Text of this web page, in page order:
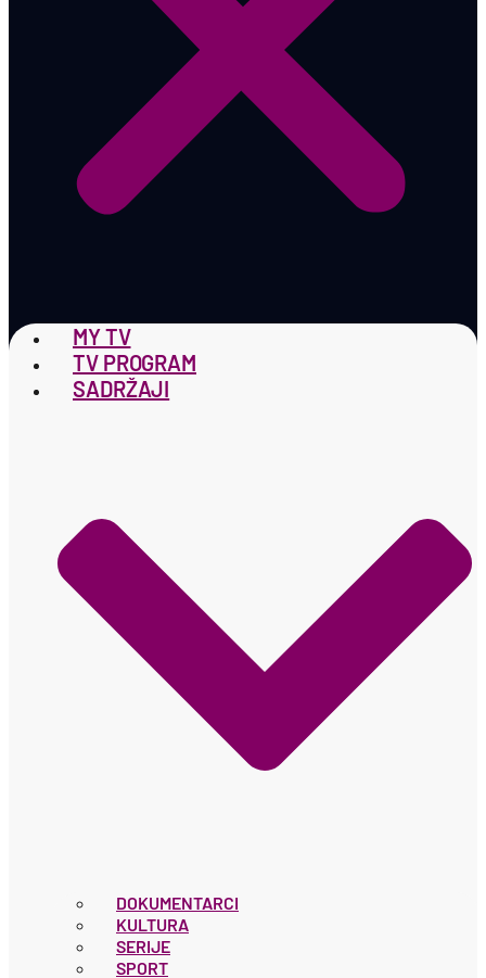
MY TV
TV PROGRAM
SADRŽAJI
DOKUMENTARCI
KULTURA
SERIJE
SPORT